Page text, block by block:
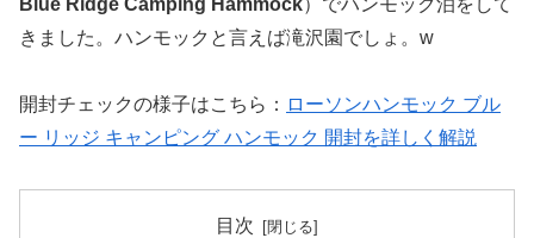
きました。ハンモックと言えば滝沢園でしょ。w
開封チェックの様子はこちら： ローソンハンモック ブル
ー リッジ キャンピング ハンモック 開封を詳しく解説
目次